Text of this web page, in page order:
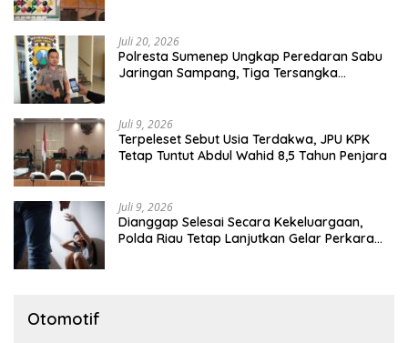
Juli 20, 2026
Polresta Sumenep Ungkap Peredaran Sabu
Jaringan Sampang, Tiga Tersangka
Juli 9, 2026
Terpeleset Sebut Usia Terdakwa, JPU KPK
Tetap Tuntut Abdul Wahid 8,5 Tahun Penjara
Juli 9, 2026
Dianggap Selesai Secara Kekeluargaan,
Polda Riau Tetap Lanjutkan Gelar Perkara
Otomotif